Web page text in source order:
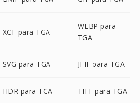
XCF para TGA
WEBP para
TGA
SVG para TGA JFIF para TGA
HDR para TGA TIFF para TGA